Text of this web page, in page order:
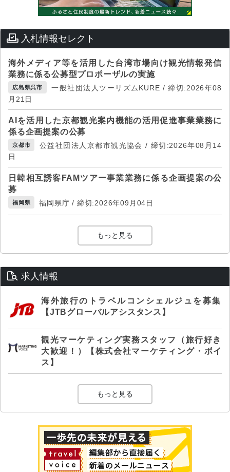
入札情報セレクト
海外メディア等を活用した台湾市場向け観光情報発信
業務に係る公募型プロポーザルの実施
広島県呉市
一般社団法人ツーリズムKURE / 締切:2026年08
月21日
AIを活用した京都観光案内機能の活用促進事業業務に
係る企画提案の公募
京都市
公益社団法人京都市観光協会 / 締切:2026年08月14
日
日韓相互誘客FAMツアー事業業務に係る企画提案の公
募
福岡県 福岡県庁 / 締切:2026年09月04日
もっと見る
求人情報
海外旅行のトラベルコンシェルジュを募集
【JTBグローバルアシスタンス】
観光マーケティング実務スタッフ（旅行好き
大歓迎！）【株式会社マーケティング・ボイ
ス】
もっと見る